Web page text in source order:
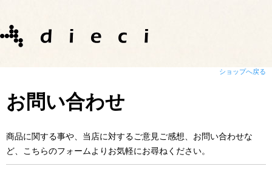
ショップへ戻る
お問い合わせ
商品に関する事や、当店に対するご意見ご感想、お問い合わせな
ど、こちらのフォームよりお気軽にお尋ねください。